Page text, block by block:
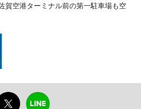
賀空港ターミナル前の第一駐車場も空